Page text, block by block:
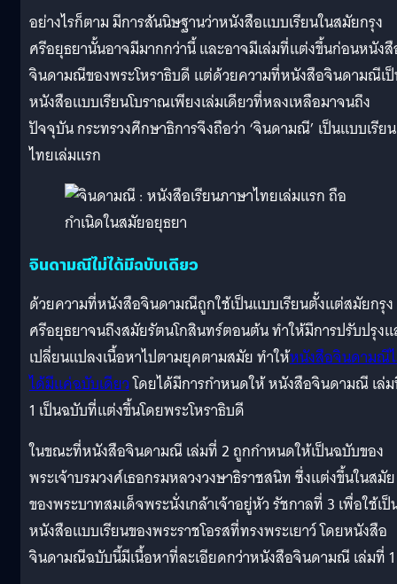
อย่างไรก็ตาม มีการสันนิษฐานว่าหนังสือแบบเรียนในสมัยกรุง
ศรีอยุธยานั้นอาจมีมากกว่านี้ และอาจมีเล่มที่แต่งขึ้นก่อนหนัง
จินดามณีของพระโหราธิบดี แต่ด้วยความที่หนังสือจินดามณีเ
หนังสือแบบเรียนโบราณเพียงเล่มเดียวที่หลงเหลือมาจนถึง
ปัจจุบัน กระทรวงศึกษาธิการจึงถือว่า ‘จินดามณี’ เป็นแบบเรียน
ไทยเล่มแรก
จินดามณีไม่ได้มีฉบับเดียว
ด้วยความที่หนังสือจินดามณีถูกใช้เป็นแบบเรียนตั้งแต่สมัยกรุง
ศรีอยุธยาจนถึงสมัยรัตนโกสินทร์ตอนต้น ทำให้มีการปรับปรุง
เปลี่ยนแปลงเนื้อหาไปตามยุคตามสมัย ทำให้หนังสือจินดามณี
ได้มีแค่ฉบับเดียวโดยได้มีการกำหนดให้ หนังสือจินดามณี เล่
1 เป็นฉบับที่แต่งขึ้นโดยพระโหราธิบดี
ในขณะที่หนังสือจินดามณี เล่มที่ 2 ถูกกำหนดให้เป็นฉบับของ
พระเจ้าบรมวงศ์เธอกรมหลวงวงษาธิราชสนิท ซึ่งแต่งขึ้นในสมัย
ของพระบาทสมเด็จพระนั่งเกล้าเจ้าอยู่หัว รัชกาลที่ 3 เพื่อใช้เป็
หนังสือแบบเรียนของพระราชโอรสที่ทรงพระเยาว์ โดยหนังสือ
จินดามณีฉบับนี้มีเนื้อหาที่ละเอียดกว่าหนังสือจินดามณี เล่มที่ 1